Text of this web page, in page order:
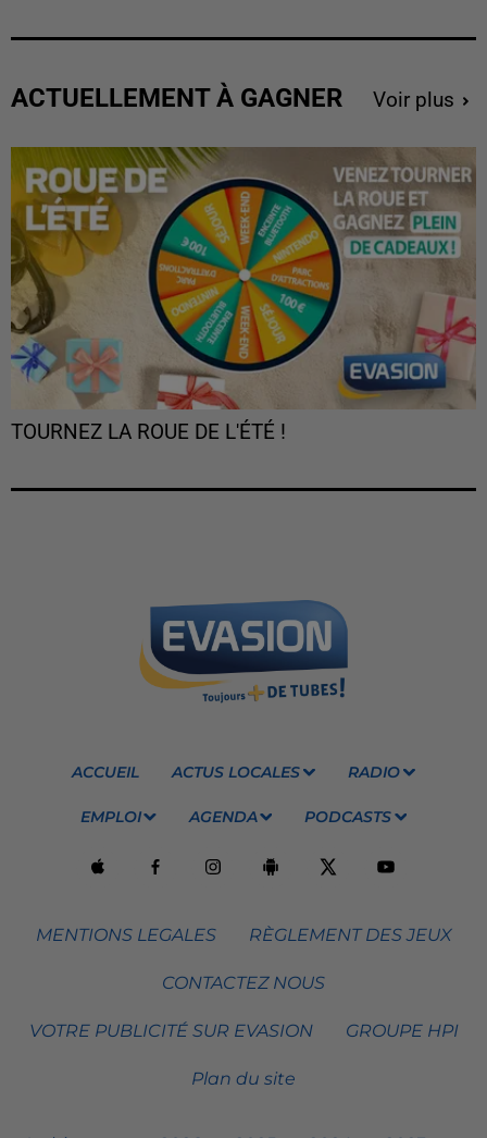
ACTUELLEMENT À GAGNER Voir plus
TOURNEZ LA ROUE DE L'ÉTÉ !
ACCUEIL ACTUS LOCALES RADIO
EMPLOI AGENDA PODCASTS
MENTIONS LEGALES RÈGLEMENT DES JEUX
CONTACTEZ NOUS
VOTRE PUBLICITÉ SUR EVASION GROUPE HPI
Plan du site